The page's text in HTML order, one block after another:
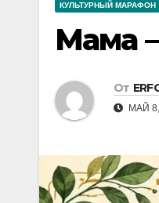
КУЛЬТУРНЫЙ МАРАФОН
Мама
От
МАЙ